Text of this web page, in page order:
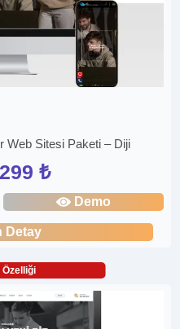
Web Sitesi Paketi – Diji
₺
Demo
Detay
Özelliği